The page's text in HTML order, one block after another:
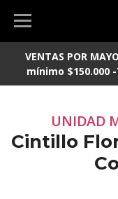
VENTAS POR
mínimo $150.000
UNIDAD
Cintillo